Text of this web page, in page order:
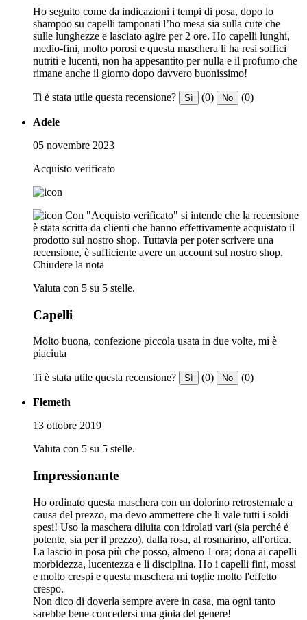
Ho seguito come da indicazioni i tempi di posa, dopo lo
shampoo su capelli tamponati l’ho mesa sia sulla cute che
sulle lunghezze e lasciato agire per 2 ore. Ho capelli lunghi,
medio-fini, molto porosi e questa maschera li ha resi soffici
nutriti e lucenti, non ha appesantito per nulla e il profumo che
rimane anche il giorno dopo davvero buonissimo!
Ti è stata utile questa recensione? Sì (0) No (0)
Adele
05 novembre 2023
Acquisto verificato
Con "Acquisto verificato" si intende che la recensione
è stata scritta da clienti che hanno effettivamente acquistato il
prodotto sul nostro shop. Tuttavia per poter scrivere una
recensione, è sufficiente avere un account sul nostro shop.
Chiudere la nota
Valuta con 5 su 5 stelle.
Capelli
Molto buona, confezione piccola usata in due volte, mi è
piaciuta
Ti è stata utile questa recensione? Sì (0) No (0)
Flemeth
13 ottobre 2019
Valuta con 5 su 5 stelle.
Impressionante
Ho ordinato questa maschera con un dolorino retrosternale a
causa del prezzo, ma devo ammettere che li vale tutti i soldi
spesi! Uso la maschera diluita con idrolati vari (sia perché è
potente, sia per il prezzo), dalla rosa, al rosmarino, all'ortica.
La lascio in posa più che posso, almeno 1 ora; dona ai capelli
morbidezza, lucentezza e li disciplina. Ho i capelli fini, mossi
e molto crespi e questa maschera mi toglie molto l'effetto
crespo.
Non dico di doverla sempre avere in casa, ma ogni tanto
sarebbe bene concedersi una gioia del genere!